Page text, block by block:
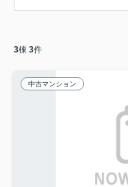
3棟 3件
中古マンション